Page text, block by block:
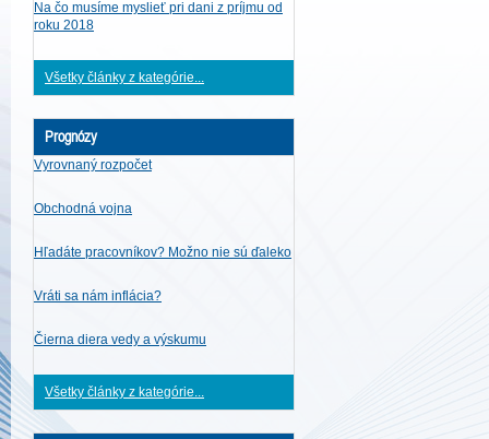
Na čo musíme myslieť pri dani z príjmu od
roku 2018
Všetky články z kategórie...
Prognózy
Vyrovnaný rozpočet
Obchodná vojna
Hľadáte pracovníkov? Možno nie sú ďaleko
Vráti sa nám inflácia?
Čierna diera vedy a výskumu
Všetky články z kategórie...